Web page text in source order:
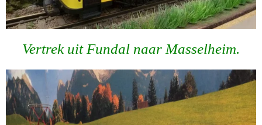
Vertrek uit Fundal naar Masselheim.